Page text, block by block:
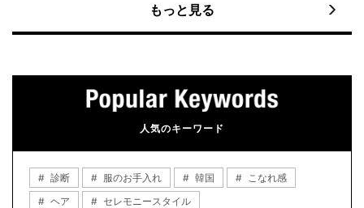
もっと見る
人気のキーワード
診断 服のお手入れ 韓国
こなれ感
ヘア
セレモニースタイル